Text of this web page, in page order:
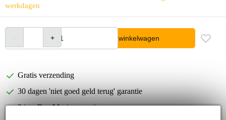
werkdagen
In winkelwagen
Gratis verzending
30 dagen 'niet goed geld terug' garantie
3 jaar Bax Music garantie